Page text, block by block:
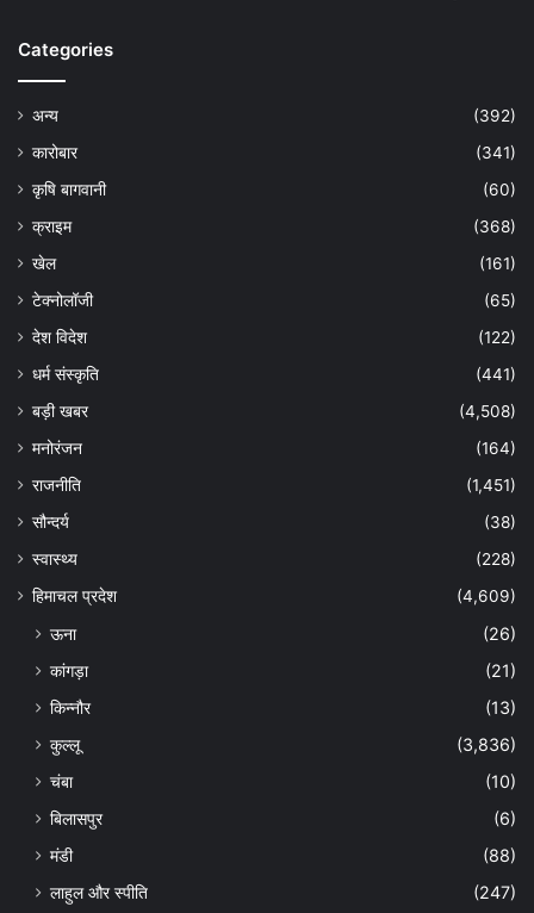
Categories
अन्य
(392)
कारोबार
(341)
कृषि बागवानी
(60)
क्राइम
(368)
खेल
(161)
टेक्नोलॉजी
(65)
देश विदेश
(122)
धर्म संस्कृति
(441)
बड़ी खबर
(4,508)
मनोरंजन
(164)
राजनीति
(1,451)
सौन्दर्य
(38)
स्वास्थ्य
(228)
हिमाचल प्रदेश
(4,609)
ऊना
(26)
कांगड़ा
(21)
किन्नौर
(13)
कुल्लू
(3,836)
चंबा
(10)
बिलासपुर
(6)
मंडी
(88)
लाहुल और स्पीति
(247)